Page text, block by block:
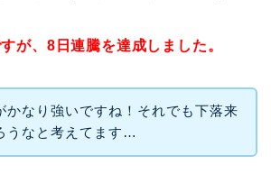
が、8日連騰を達成しました。
かなり強いですね！それでも下落来
うなと考えてます…